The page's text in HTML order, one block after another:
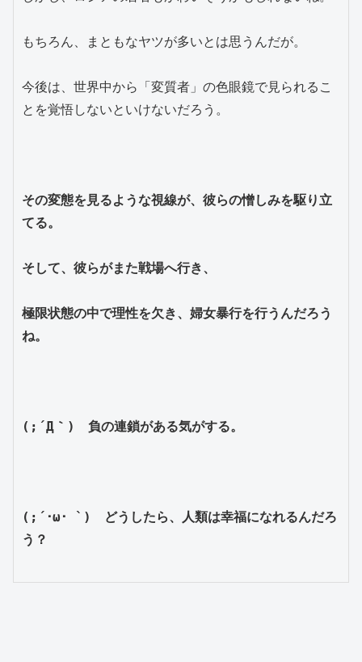
もちろん、まともなヤツが多いとは思うんだが。
今後は、世界中から「変質者」の色眼鏡で見られるこ
とを覚悟しないといけないだろう。
その変態を見るような視線が、彼らの憎しみを駆り立
てる。
そして、彼らがまた戦場へ行き、
極限状態の中で理性を欠き、婦女暴行を行うんだろう
ね。
(;´Д｀)　負の連鎖がある気がする。
(;´･ω･ `)　どうしたら、人類は幸福になれるんだろ
う？